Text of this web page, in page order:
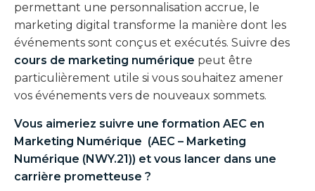
permettant une personnalisation accrue, le
marketing digital transforme la manière dont les
événements sont conçus et exécutés. Suivre des
cours de marketing numérique peut être
particulièrement utile si vous souhaitez amener
vos événements vers de nouveaux sommets.
Vous aimeriez suivre une formation AEC en
Marketing Numérique (AEC – Marketing
Numérique (NWY.21)) et vous lancer dans une
carrière prometteuse ?